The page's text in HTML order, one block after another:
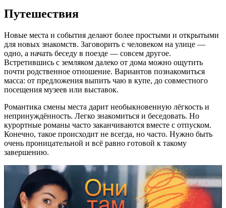
Путешествия
Новые места и события делают более простыми и открытыми
для новых знакомств. Заговорить с человеком на улице —
одно, а начать беседу в поезде — совсем другое.
Встретившись с земляком далеко от дома можно ощутить
почти родственное отношение. Вариантов познакомиться
масса: от предложения выпить чаю в купе, до совместного
посещения музеев или выставок.
Романтика смены места дарит необыкновенную лёгкость и
непринуждённость. Легко знакомиться и беседовать. Но
курортные романы часто заканчиваются вместе с отпуском.
Конечно, такое происходит не всегда, но часто. Нужно быть
очень проницательной и всё равно готовой к такому
завершению.